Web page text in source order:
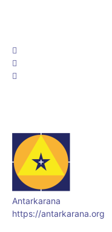
Antarkarana
https://antarkarana.org